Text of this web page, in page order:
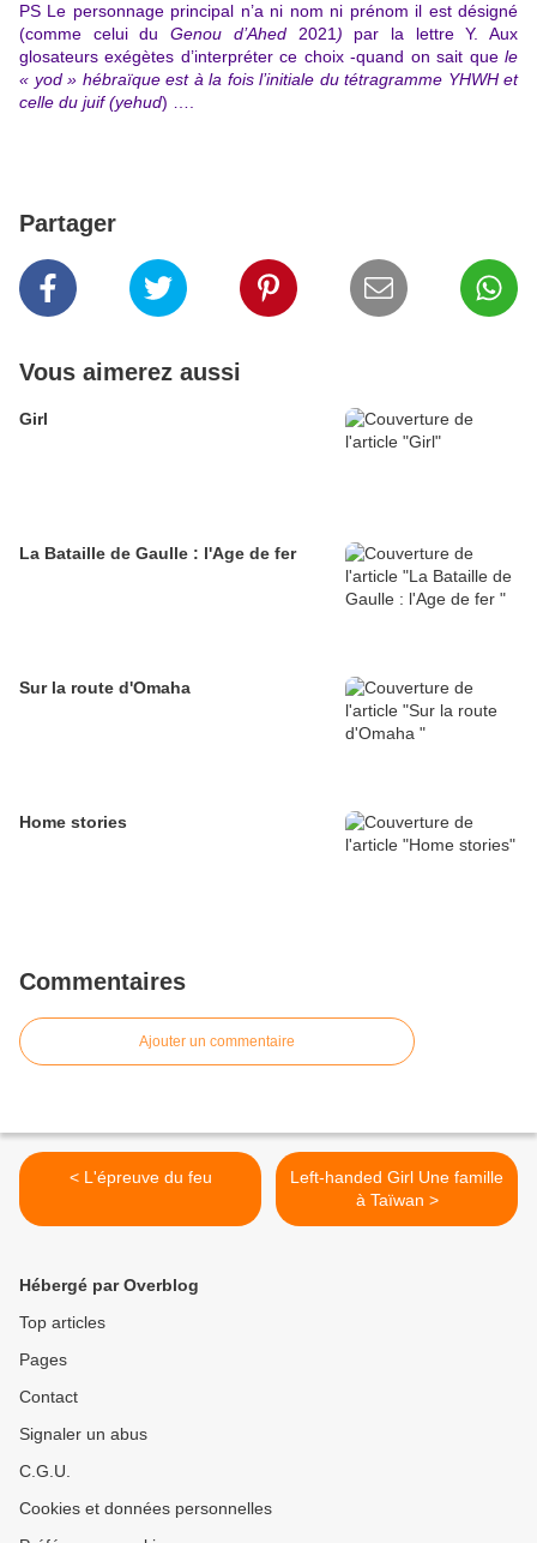
PS Le personnage principal n’a ni nom ni prénom il est désigné
(comme celui duGenou d’Ahed 2021 ) par
la lettre Y. Aux
glosateurs exégètes d’interpréter ce choix -quand on sait que le
« yod » hébraïque est à la fois l’initiale du tétragramme YHWH et
celle du juif (yehud) ….
Partager
Vous aimerez aussi
Girl
La Bataille de Gaulle : l'Age de fer
Sur la route d'Omaha
Home stories
Commentaires
Ajouter un commentaire
< L'épreuve du feu
Left-handed Girl Une famille
à Taïwan >
Hébergé par Overblog
Top articles
Pages
Contact
Signaler un abus
C.G.U.
Cookies et données personnelles